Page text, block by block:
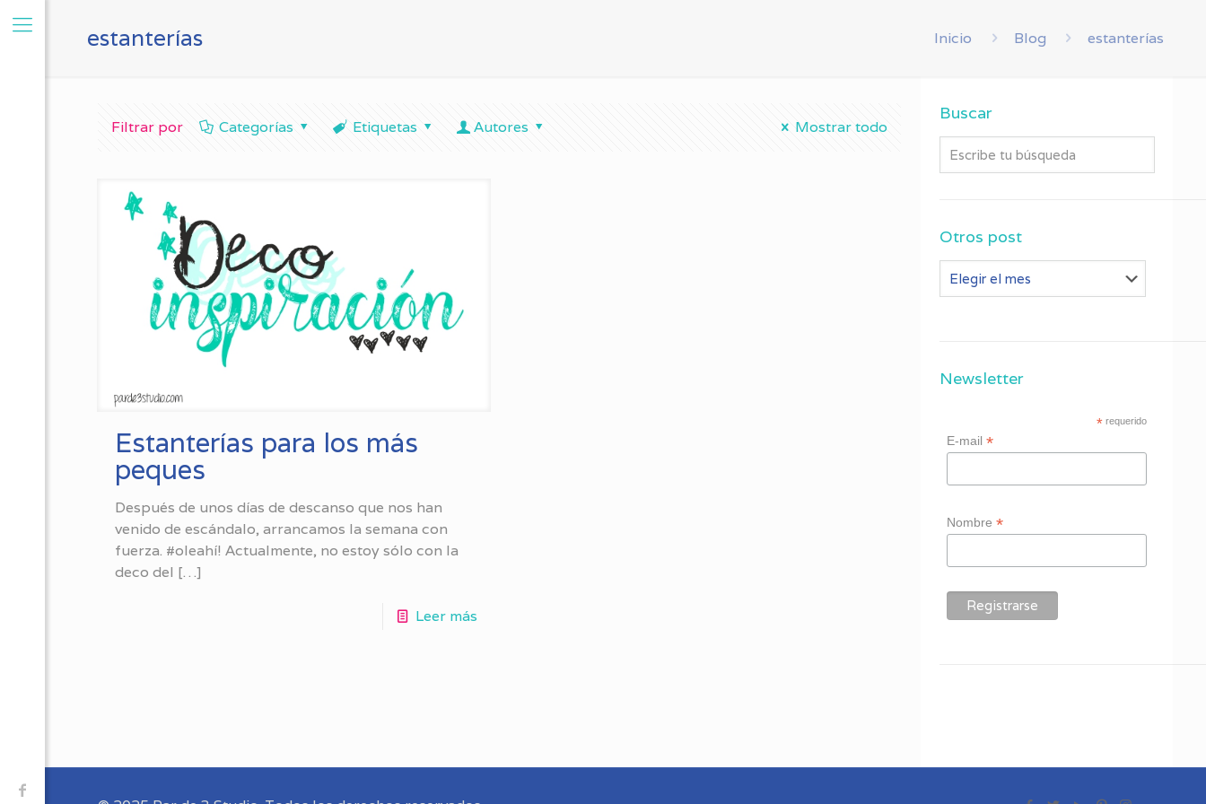
estanterías Inicio Blog estanterías
Filtrar por Categorías Etiquetas Autores Mostrar todo
Estanterías para los más
peques
Después de unos días de descanso que nos han
venido de escándalo, arrancamos la semana con
fuerza. #oleahí! Actualmente, no estoy sólo con la
deco del […]
Leer más
Buscar
Otros post
Otros
Newsletter
*requerido
E-mail *
Nombre *